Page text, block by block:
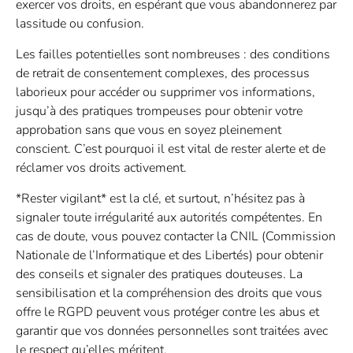
exercer vos droits, en espérant que vous abandonnerez par
lassitude ou confusion.
Les failles potentielles sont nombreuses : des conditions
de retrait de consentement complexes, des processus
laborieux pour accéder ou supprimer vos informations,
jusqu’à des pratiques trompeuses pour obtenir votre
approbation sans que vous en soyez pleinement
conscient. C’est pourquoi il est vital de rester alerte et de
réclamer vos droits activement.
*Rester vigilant* est la clé, et surtout, n’hésitez pas à
signaler toute irrégularité aux autorités compétentes. En
cas de doute, vous pouvez contacter la CNIL (Commission
Nationale de l’Informatique et des Libertés) pour obtenir
des conseils et signaler des pratiques douteuses. La
sensibilisation et la compréhension des droits que vous
offre le RGPD peuvent vous protéger contre les abus et
garantir que vos données personnelles sont traitées avec